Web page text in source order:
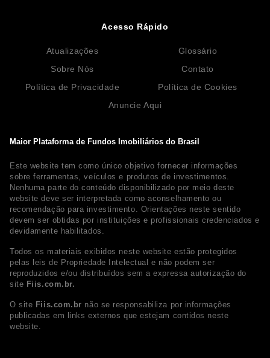
Maior Plataforma de Fundos Imobiliários do Brasil
Este website tem como único objetivo fornecer informações
sobre ferramentas, veículos e produtos de investimentos.
Nenhuma parte do conteúdo disponibilizado por meio deste
website deve ser interpretada como aconselhamento ou
recomendação para investimento. Orientações neste sentido
devem ser obtidas por instituições e profissionais credenciados e
devidamente habilitados.
Todos os materiais exibidos neste website estão protegidos
pelas leis de Propriedade Intelectual e não podem ser
reproduzidos e/ou distribuídos sem a expressa autorização do
site Fiis.com.br.
O site Fiis.com.br não se responsabiliza por informações
publicadas em links externos que estejam contidos neste
website.
Acesso Rápido
Atualizações
Glossário
Sobre Nós
Contato
Política de Privacidade
Política de Cookies
Anuncie Aqui